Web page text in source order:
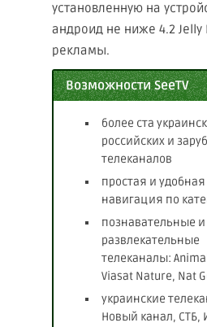
установленную на
андроид не ниже 4.2 Jelly
рекламы.
Возможности SeeTV
более ста
российских и
телеканалов
простая и удобная
навигация по
познавательные и
развлекательные
телеканалы:
Viasat Nature, Nat
украинские
Новый канал, СТБ,